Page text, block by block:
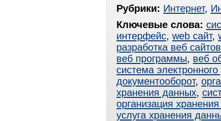
Рубрики: Интернет,
Ключевые слова:
интерфейс, web сайт,
разработка веб сайтов
веб программы, веб
система
документооборот,
хранения данных,
организация
услуга хранения